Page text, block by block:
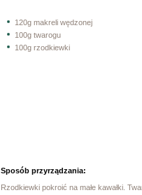
120g makreli wędzonej
100g twarogu
100g rzodkiewki
Sposób przyrządzania:
Rzodkiewki pokroić na małe kawałki.